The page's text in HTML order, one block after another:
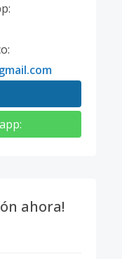
:
:
:
ahora!